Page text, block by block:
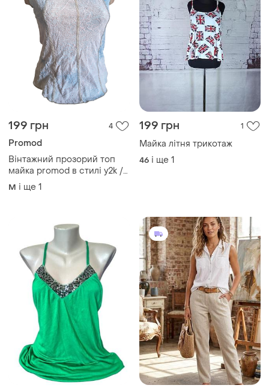
199 грн 4
Promod
Вінтажний прозорий топ
майка promod в стилі y2k /
сітка меш корсетного крою
M і ще 1
199 грн 1
Майка літня трикотаж
46 і ще 1